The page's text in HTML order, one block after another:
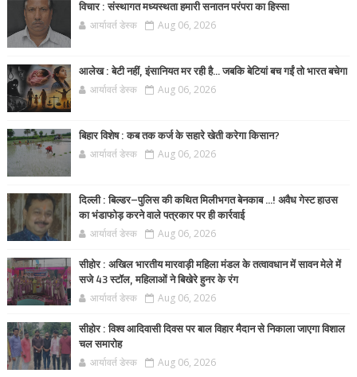
विचार : संस्थागत मध्यस्थता हमारी सनातन परंपरा का हिस्सा
आर्यावर्त डेस्क Aug 06, 2026
आलेख : बेटी नहीं, इंसानियत मर रही है… जबकि बेटियां बच गईं तो भारत बचेगा
आर्यावर्त डेस्क Aug 06, 2026
बिहार विशेष : कब तक कर्ज के सहारे खेती करेगा किसान?
आर्यावर्त डेस्क Aug 06, 2026
दिल्ली : बिल्डर–पुलिस की कथित मिलीभगत बेनकाब ...! अवैध गेस्ट हाउस
का भंडाफोड़ करने वाले पत्रकार पर ही कार्रवाई
आर्यावर्त डेस्क Aug 06, 2026
सीहोर : अखिल भारतीय मारवाड़ी महिला मंडल के तत्वावधान में सावन मेले में
सजे 43 स्टॉल, महिलाओं ने बिखेरे हुनर के रंग
आर्यावर्त डेस्क Aug 06, 2026
सीहोर : विश्व आदिवासी दिवस पर बाल विहार मैदान से निकाला जाएगा विशाल
चल समारोह
आर्यावर्त डेस्क Aug 06, 2026